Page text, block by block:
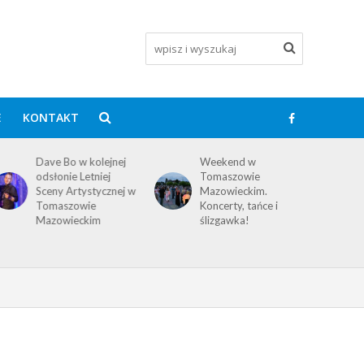
KONTAKT
Dave Bo w kolejnej
odsłonie Letniej
Sceny Artystycznej w
Tomaszowie
Mazowieckim
Weekend w
Tomaszowie
Mazowieckim.
Koncerty, tańce i
ślizgawka!